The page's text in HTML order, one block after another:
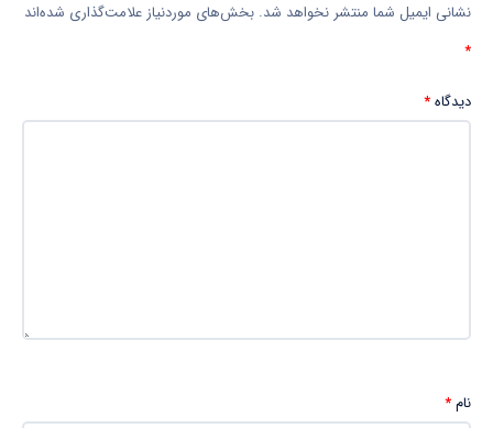
نشانی ایمیل شما منتشر نخواهد شد. بخش‌های موردنیاز علامت‌گذاری شده‌اند
*
دیدگاه*
نام*